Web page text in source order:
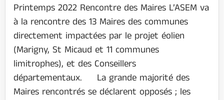
Printemps 2022 Rencontre des Maires L’ASEM va
à la rencontre des 13 Maires des communes
directement impactées par le projet éolien
(Marigny, St Micaud et 11 communes
limitrophes), et des Conseillers
départementaux. La grande majorité des
Maires rencontrés se déclarent opposés ; les